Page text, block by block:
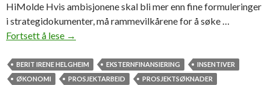
HiMolde Hvis ambisjonene skal bli mer enn fine formuleringer
i strategidokumenter, må rammevilkårene for å søke …
Fortsett å lese N
r
p
→
BERIT IRENE HELGHEIM EKSTERNFINANSIERING
INSENTIVER
ØKONOMI
PROSJEKTARBEID PROSJEKTSØKNADER